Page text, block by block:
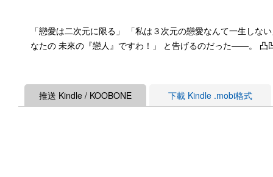
「戀愛は二次元に限る」 「私は３次元の戀愛なんて一生し
なたの 未來の『戀人』ですわ！」 と告げるのだった――。 凸
推送 Kindle / KOOBONE 下載 Kindle .mobi格式